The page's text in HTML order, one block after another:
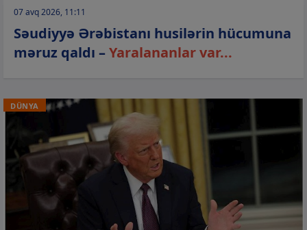
07 avq 2026, 11:11
Səudiyyə Ərəbistanı husilərin hücumuna
məruz qaldı –Yaralananlar var...
DÜNYA